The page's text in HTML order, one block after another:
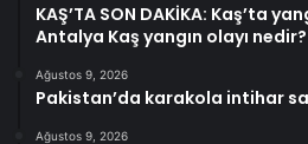
KAŞ’TA SON DAKİKA: Kaş’ta
Antalya Kaş yangın olayı nedir?
Ağustos 9, 2026
Pakistan’da karakola intihar
Ağustos 9, 2026